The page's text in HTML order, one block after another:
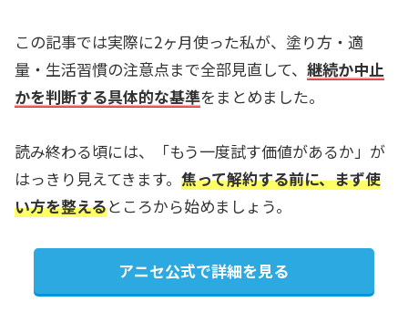
この記事では実際に2ヶ月使った私が、塗り方・適
量・生活習慣の注意点まで全部見直して、 継続か中止
かを判断する具体的な基準をまとめました。
読み終わる頃には、「もう一度試す価値があるか」が
はっきり見えてきます。 焦って解約する前に、まず使
い方を整えるところから始めましょう。
アニセ公式で詳細を見る